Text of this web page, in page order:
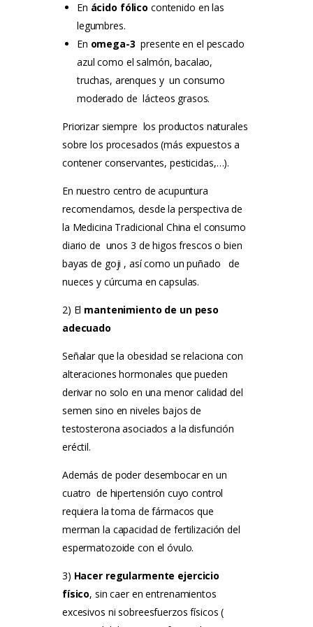
En ácido fólico contenido en las
legumbres.
En omega-3 presente en el pescado
azul como el salmón, bacalao,
truchas, arenques y un consumo
moderado de lácteos grasos.
Priorizar siempre los productos naturales
sobre los procesados (más expuestos a
contener conservantes, pesticidas,…).
En nuestro centro de acupuntura
recomendamos, desde la perspectiva de
la Medicina Tradicional China el consumo
diario de unos 3 de higos frescos o bien
bayas de goji , así como un puñado de
nueces y cúrcuma en capsulas.
2) El mantenimiento de un peso
adecuado
Señalar que la obesidad se relaciona con
alteraciones hormonales que pueden
derivar no solo en una menor calidad del
semen sino en niveles bajos de
testosterona asociados a la disfunción
eréctil.
Además de poder desembocar en un
cuatro de hipertensión cuyo control
requiera la toma de fármacos que
merman la capacidad de fertilización del
espermatozoide con el óvulo.
3) Hacer regularmente ejercicio
físico, sin caer en entrenamientos
excesivos ni sobreesfuerzos físicos (